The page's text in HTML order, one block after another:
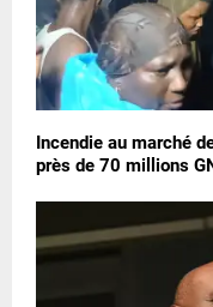
Incendie au marché
près de 70 millions